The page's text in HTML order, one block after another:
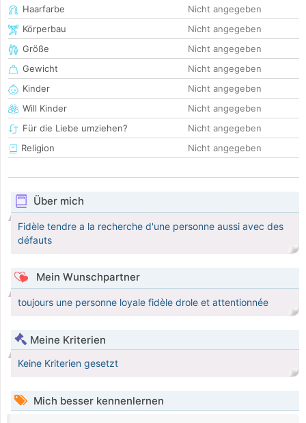
Haarfarbe
Nicht angegeben
Körperbau
Nicht angegeben
Größe
Nicht angegeben
Gewicht
Nicht angegeben
Kinder
Nicht angegeben
Will Kinder
Nicht angegeben
Für die Liebe umziehen?
Nicht angegeben
Religion
Nicht angegeben
Über mich
Fidèle tendre a la recherche d'une personne aussi avec des
défauts
Mein Wunschpartner
toujours une personne loyale fidèle drole et attentionnée
Meine Kriterien
Keine Kriterien gesetzt
Mich besser kennenlernen